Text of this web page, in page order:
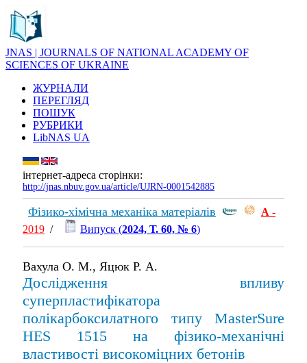
JNAS | JOURNALS OF NATIONAL ACADEMY OF
SCIENCES OF UKRAINE
ЖУРНАЛИ
ПЕРЕГЛЯД
ПОШУК
РУБРИКИ
LibNAS UA
інтернет-адреса сторінки:
http://jnas.nbuv.gov.ua/article/UJRN-0001542885
Фізико-хімічна механіка матеріалів А -
2019 / Випуск (2024, Т. 60, № 6)
Вахула О. М., Яцюк Р. А.
Дослідження впливу
суперпластифікатора
полікарбоксилатного типу MasterSure
HES 1515 на фізико-механічні
властивості високоміцних бетонів